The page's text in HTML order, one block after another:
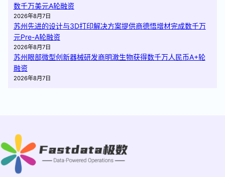
数千万美元A轮融资
2026年8月7日
苏州先进的设计与3D打印解决方案提供商德悟增材完成数千万
元Pre-A轮融资
2026年8月7日
苏州眼部微型创新器械研发商明澈生物获得数千万人民币A+轮
融资
2026年8月7日